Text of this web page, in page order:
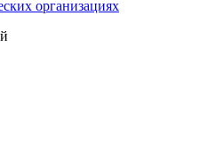
организациях